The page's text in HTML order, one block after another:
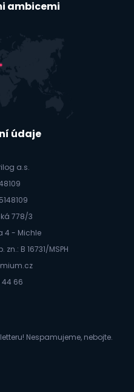
ambicemi
údaje
a.s.
778/3
4 - Michle
zn.: B 16731/MSPH
66
Nespamujeme, nebojte.